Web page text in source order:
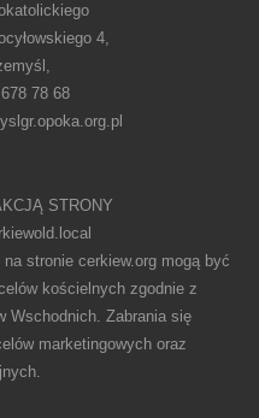
4,
78 68
STRONY
stronie cerkiew.org mogą być
kościelnych zgodnie z
Wschodnich. Zabrania się
marketingowych oraz